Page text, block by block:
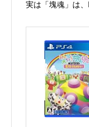
実は「塊魂」は